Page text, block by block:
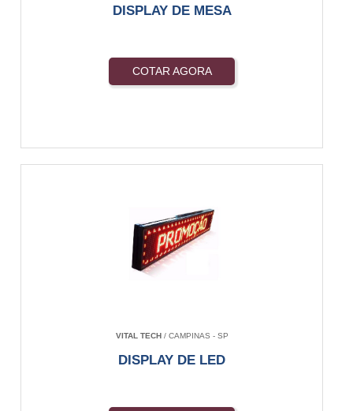
DISPLAY DE MESA
COTAR AGORA
VITAL TECH/ CAMPINAS - SP
DISPLAY DE LED